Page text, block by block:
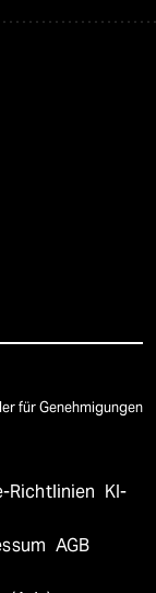
für Genehmigungen
Richtlinien KI-
AGB